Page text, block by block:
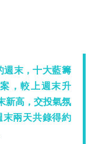
週末，十大藍籌
，較上週末升
新高，交投氣氛
兩天共錄得約